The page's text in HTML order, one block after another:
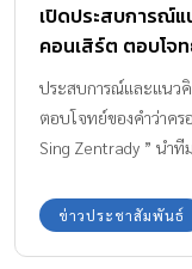
เปิดประสบการณ์
คอนเสิร์ต ตอบโจ
“Friends &
ประสบการณ์และแนว
ตอบโจทย์ของคำว่าคร
Sing Zentrady ” นำ
รับที่ดี สำหรับคอนเสิร์
นำทีมโดย บอย ตรัย
ข่าวประชาสัมพันธ์